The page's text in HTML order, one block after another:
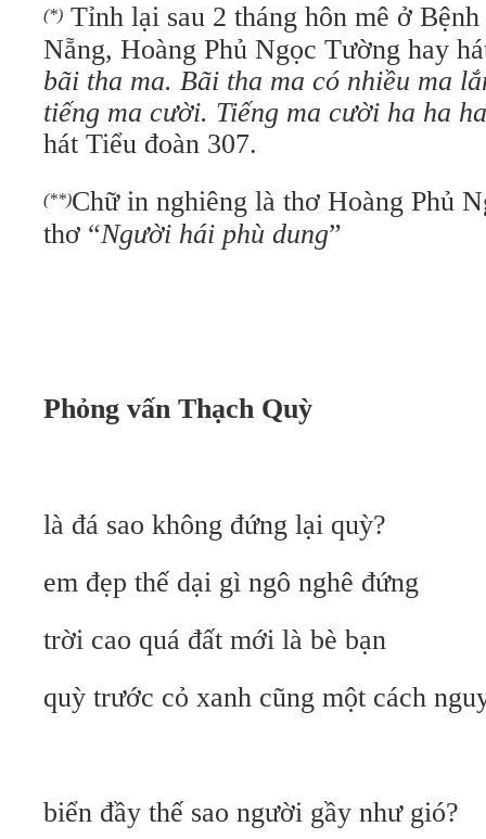
(*) Tỉnh lại sau 2 tháng hôn mê ở
Nẵng, Hoàng Phủ Ngọc Tường hay
bãi tha ma. Bãi tha ma có nhiều ma
tiếng ma cười. Tiếng ma cười ha ha
hát Tiểu đoàn 307.
(**)Chữ in nghiêng là thơ Hoàng Phủ
thơ “Người hái phù dung”
Phỏng vấn Thạch Quỳ
là đá sao không đứng lại quỳ?
em đẹp thế dại gì ngô nghê đứng
trời cao quá đất mới là bè bạn
quỳ trước cỏ xanh cũng một cách
biển đầy thế sao người gầy như gió?